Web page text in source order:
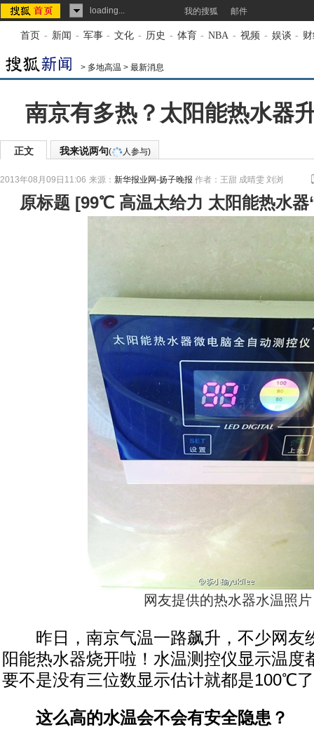
loading... 我的搜狐 邮件
首页 - 新闻 - 军事 - 文化 - 历史 - 体育 - NBA - 视频 - 娱谈 -
> 多地高温 > 最新消息
南京有多热？太阳能热水器
正文 我来说两句( 人参与)
2013年08月09日11:06 来源： 新华报业网-扬子晚报 作者：王甜 成晴雯 刘浏
原标题 [99℃ 高温太给力 太阳能热水器
网友提供的热水器水温照片
昨日，南京气温一路飙升，不少网友
阳能热水器烧开啦！水温测控仪显示温
要不是没有三位数显示估计就都是100℃
这么高的水温会不会有安全隐患？